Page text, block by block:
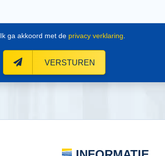
Ik ga akkoord met de privacy verklaring
VERSTUREN